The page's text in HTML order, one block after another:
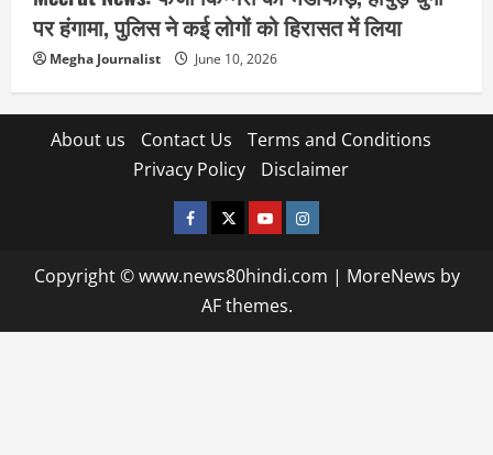
पर हंगामा, पुलिस ने कई लोगों को हिरासत में लिया
Megha Journalist June 10, 2026
About us Contact Us
Terms and Conditions
Privacy Policy
Disclaimer
facebooktwitterYOUTUBE
instagram
Copyright © www.news80hindi.com | MoreNews by
AF themes.